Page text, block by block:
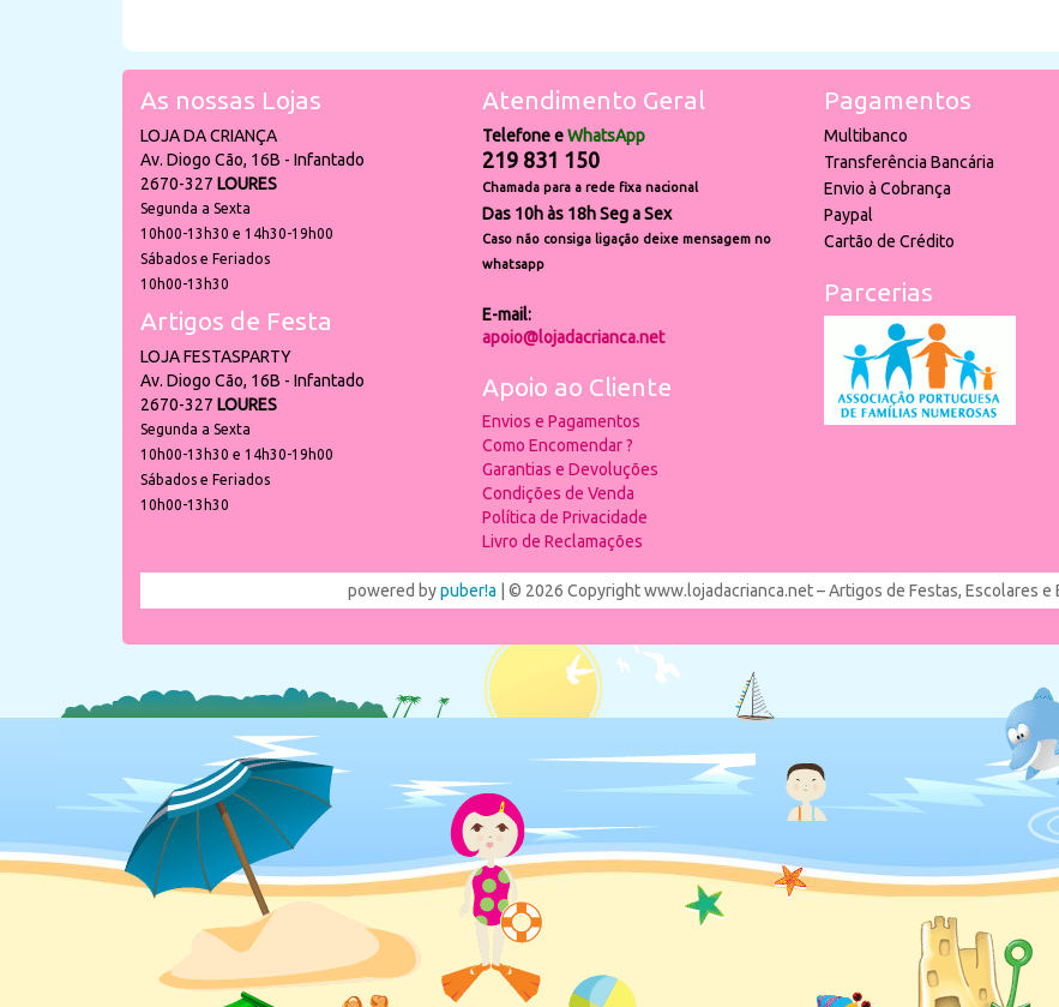
As nossas Lojas
LOJA DA CRIANÇA
Av. Diogo Cão, 16B - Infantado
2670-327 LOURES
Segunda a Sexta
10h00-13h30 e 14h30-19h00
Sábados e Feriados
10h00-13h30
Artigos de Festa
LOJA FESTASPARTY
Av. Diogo Cão, 16B - Infantado
2670-327 LOURES
Segunda a Sexta
10h00-13h30 e 14h30-19h00
Sábados e Feriados
10h00-13h30
Atendimento Geral
Telefone eWhatsApp
219 831 150
Chamada para a rede fixa nacional
Das 10h às 18h Seg a Sex
Caso não consiga ligação deixe mensagem no
whatsapp
E-mail:
apoio@lojadacrianca.net
Apoio ao Cliente
Envios e Pagamentos
Como Encomendar ?
Garantias e Devoluções
Condições de Venda
Política de Privacidade
Livro de Reclamações
Pagamentos
Multibanco
Transferência Bancária
Envio à Cobrança
Paypal
Cartão de Crédito
Parcerias
powered bypuber!a | © 2026 Copyright www.lojadacrianca.net – Artigos de Festas, Escolares e